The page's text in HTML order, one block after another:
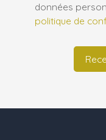
données
politique de